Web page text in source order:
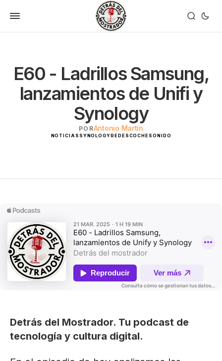
E60 - Ladrillos Samsung,
lanzamientos de Unifi y
Synology
PORAntonio Martín
NOTICIAS SYNOLOGYREDESCOCHESONIDO
Detrás del Mostrador. Tu podcast de
tecnología y cultura digital.